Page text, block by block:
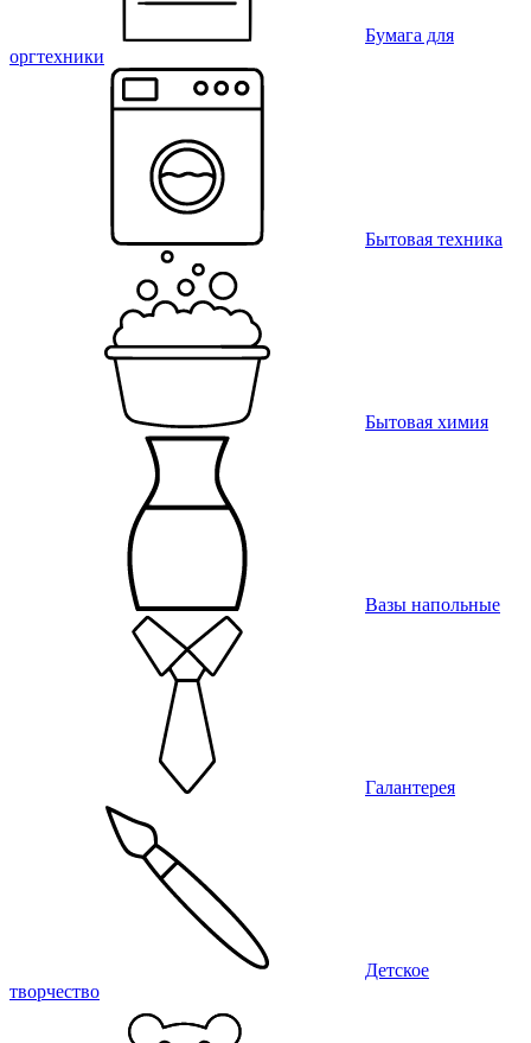
Бумага для
оргтехники
Бытовая техника
Бытовая химия
Вазы напольные
Галантерея
Детское
творчество